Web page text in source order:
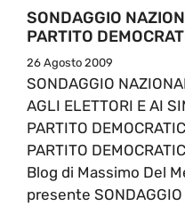
SONDAGGIO
PARTITO
26 Agosto 2009
SONDAGGIO
AGLI ELETTORI E AI
PARTITO
PARTITO
Blog di Massimo Del
presente